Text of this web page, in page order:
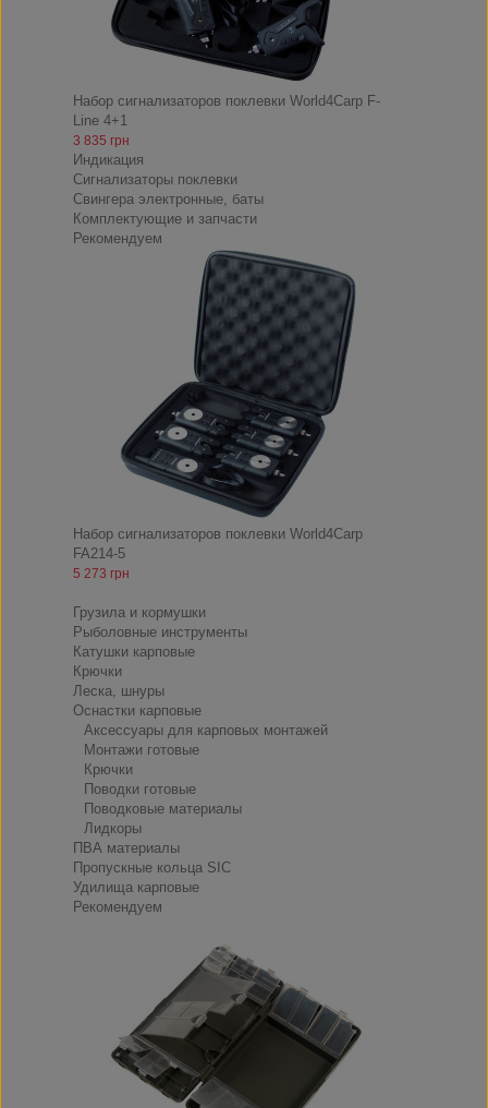
Набор сигнализаторов поклевки World4Carp F-
Line 4+1
3 835 грн
Индикация
Сигнализаторы поклевки
Свингера электронные, баты
Комплектующие и запчасти
Рекомендуем
Набор сигнализаторов поклевки World4Carp
FA214-5
5 273 грн
Грузила и кормушки
Рыболовные инструменты
Катушки карповые
Крючки
Леска, шнуры
Оснастки карповые
Аксессуары для карповых монтажей
Монтажи готовые
Крючки
Поводки готовые
Поводковые материалы
Лидкоры
ПВА материалы
Пропускные кольца SIC
Удилища карповые
Рекомендуем